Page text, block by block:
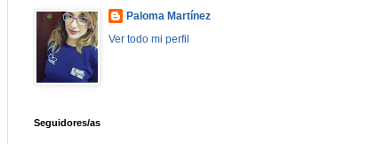
Paloma Martínez
Ver todo mi perfil
Seguidores/as